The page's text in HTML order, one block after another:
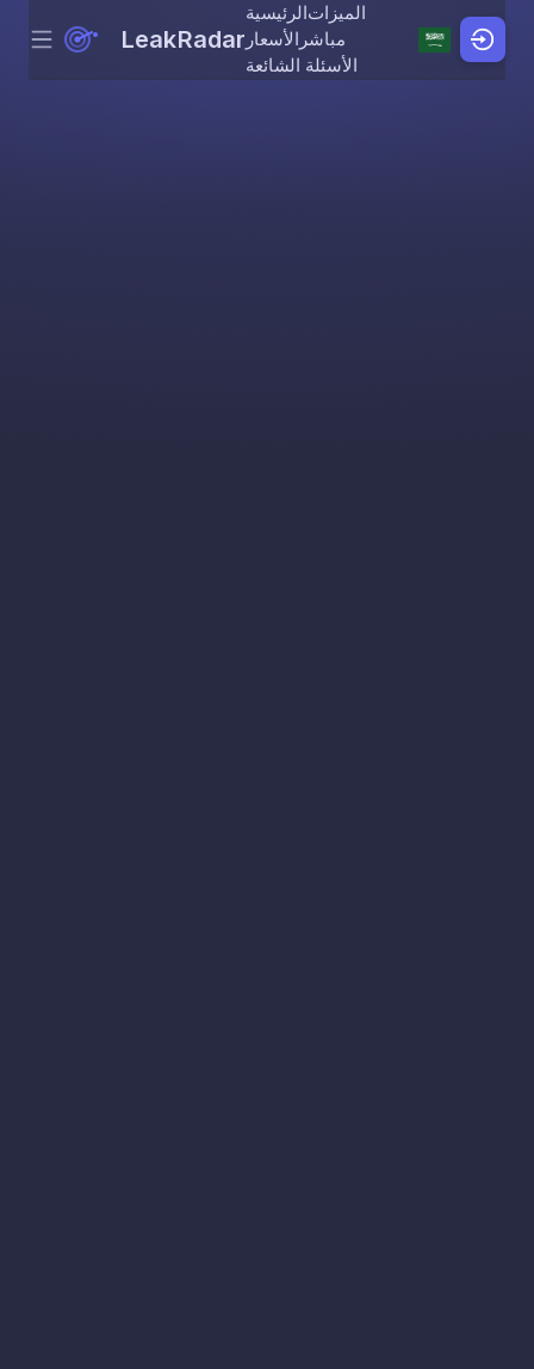
Skip to content
Menu LeakRadar
الرئيسيةالميزات
الأسعار مباشر
الأسئلة الشائعة